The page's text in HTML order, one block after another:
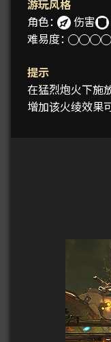
游玩风格
角色：
伤害
难易度：
提示
在猛烈炮火下施
增加该火绫效果